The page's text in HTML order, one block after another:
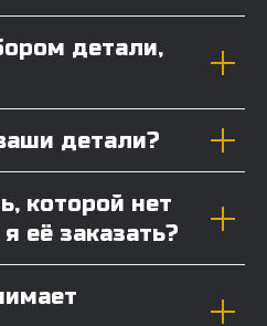
детали,
детали?
которой нет
её заказать?